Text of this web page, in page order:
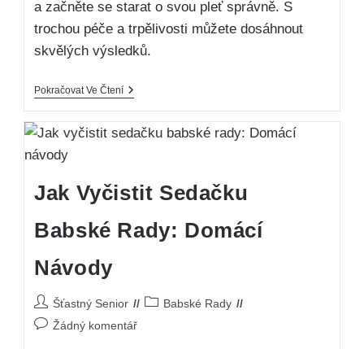
a začněte se starat o svou pleť správně. S
trochou péče a trpělivosti můžete dosáhnout
skvělých výsledků.
Pokračovat Ve Čtení
Jak Vyčistit Sedačku
Babské Rady: Domácí
Návody
Šťastný Senior
Babské Rady
Žádný komentář